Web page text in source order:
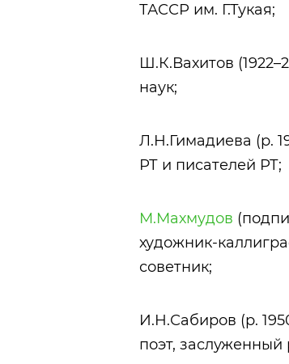
ТАССР им. Г.Тукая;
Ш.К.Вахитов
наук;
Л.Н.Гимадиева (р.
РТ и писателей РТ;
М.Махмудов
художник-
советник;
И.Н.Сабиров (р.
поэт, заслуженный